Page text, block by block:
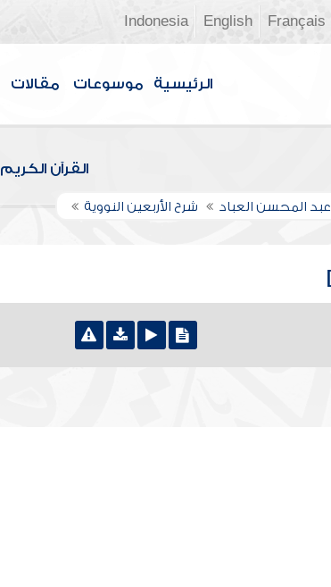
Français
English
Indonesia
الرئيسية موسوعات مقالات
القرآن الكريم
عبد المحسن العباد شرح الأربعين النووية